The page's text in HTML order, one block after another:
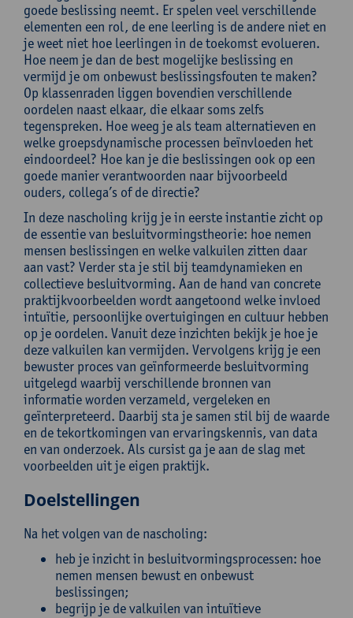
goede beslissing neemt. Er spelen veel verschillende
elementen een rol, de ene leerling is de andere niet en
je weet niet hoe leerlingen in de toekomst evolueren.
Hoe neem je dan de best mogelijke beslissing en
vermijd je om onbewust beslissingsfouten te maken?
Op klassenraden liggen bovendien verschillende
oordelen naast elkaar, die elkaar soms zelfs
tegenspreken. Hoe weeg je als team alternatieven en
welke groepsdynamische processen beïnvloeden het
eindoordeel? Hoe kan je die beslissingen ook op een
goede manier verantwoorden naar bijvoorbeeld
ouders, collega’s of de directie?
In deze nascholing krijg je in eerste instantie zicht op
de essentie van besluitvormingstheorie: hoe nemen
mensen beslissingen en welke valkuilen zitten daar
aan vast? Verder sta je stil bij teamdynamieken en
collectieve besluitvorming. Aan de hand van concrete
praktijkvoorbeelden wordt aangetoond welke invloed
intuïtie, persoonlijke overtuigingen en cultuur hebben
op je oordelen. Vanuit deze inzichten bekijk je hoe je
deze valkuilen kan vermijden. Vervolgens krijg je een
bewuster proces van geïnformeerde besluitvorming
uitgelegd waarbij verschillende bronnen van
informatie worden verzameld, vergeleken en
geïnterpreteerd. Daarbij sta je samen stil bij de waarde
en de tekortkomingen van ervaringskennis, van data
en van onderzoek. Als cursist ga je aan de slag met
voorbeelden uit je eigen praktijk.
Doelstellingen
Na het volgen van de nascholing:
heb je inzicht in besluitvormingsprocessen: hoe
nemen mensen bewust en onbewust
beslissingen;
begrijp je de valkuilen van intuïtieve